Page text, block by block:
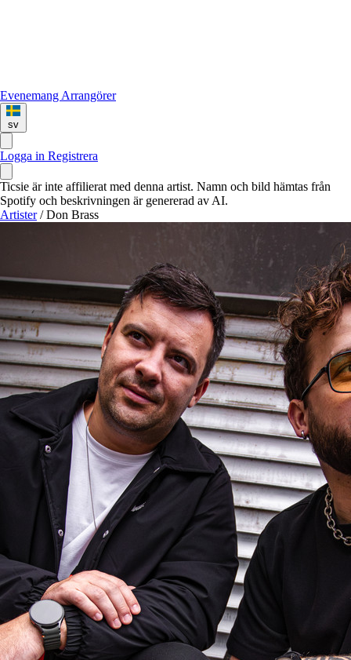
Evenemang Arrangörer
sv
Logga in Registrera
Ticsie är inte affilierat med denna artist. Namn och bild hämtas från
Spotify och beskrivningen är genererad av AI.
Artister / Don Brass